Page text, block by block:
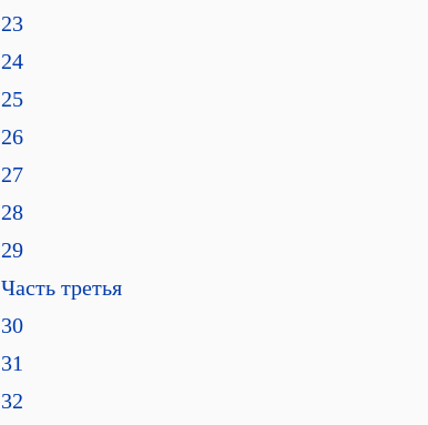
23
24
25
26
27
28
29
Часть третья
30
31
32